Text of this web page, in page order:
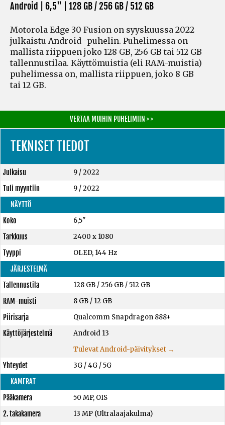
Android | 6,5" | 128 GB / 256 GB / 512 GB
Motorola Edge 30 Fusion on syyskuussa 2022
julkaistu Android -puhelin. Puhelimessa on
mallista riippuen joko 128 GB, 256 GB tai 512 GB
tallennustilaa. Käyttömuistia (eli RAM-muistia)
puhelimessa on, mallista riippuen, joko 8 GB
tai 12 GB.
VERTAA MUIHIN PUHELIMIIN > >
TEKNISET TIEDOT
Julkaisu
9 / 2022
Tuli myyntiin
9 / 2022
NÄYTTÖ
Koko
6,5"
Tarkkuus
2400 x 1080
Tyyppi
OLED, 144 Hz
JÄRJESTELMÄ
Tallennustila
128 GB/256 GB/512 GB
RAM-muisti
8 GB/ 12 GB
Piirisarja
Qualcomm Snapdragon 888+
Käyttöjärjestelmä
Android 13
Tulevat Android-päivitykset →
Yhteydet
3G / 4G / 5G
KAMERAT
Pääkamera
50 MP, OIS
2. takakamera
13 MP (Ultralaajakulma)